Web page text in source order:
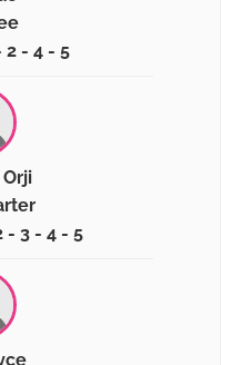
2 - 4 - 5
- 3 - 4 - 5